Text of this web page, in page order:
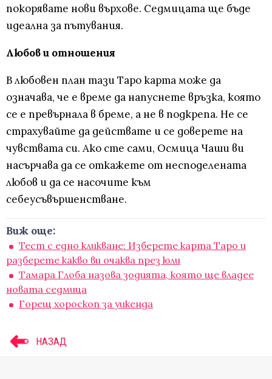
покорявате нови върхове. Седмицата ще бъде
идеална за пътувания.
Любов и отношения
В любовен план тази Таро карта може да
означава, че е време да напуснете връзка, която
се е превърнала в бреме, а не в подкрепа. Не се
страхувайте да действате и се доверете на
чувствата си. Ако сте сами, Осмица Чаши ви
насърчава да се откажете от несподелената
любов и да се насочите към
себеусъвършенстване.
Виж още:
Тест с едно кликване: Изберете карта Таро и
разберете какво ви очаква през юли
Тамара Глоба назова зодията, която ще владее
новата седмица
Горещ хороскоп за уикенда
НАЗАД